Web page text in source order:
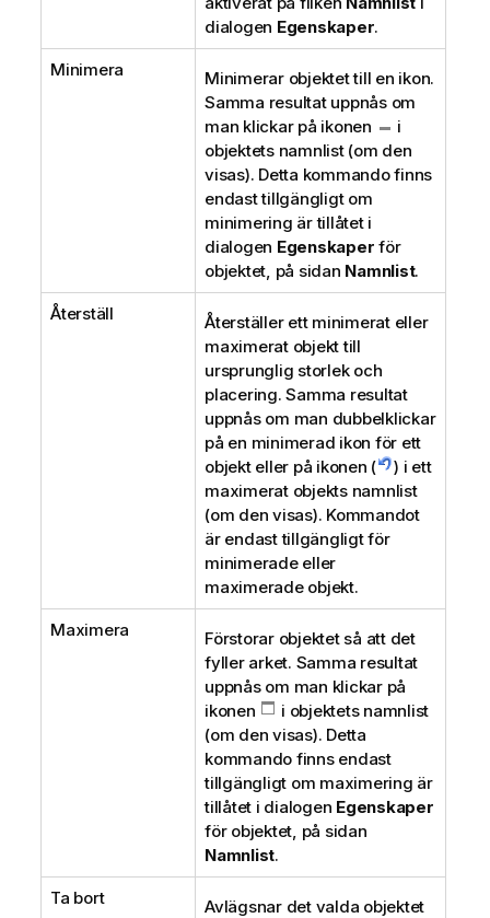
dialogen Egenskaper.
Minimera
Minimerar objektet till en ikon.
Samma resultat uppnås om
man klickar på ikonen
i
objektets namnlist (om den
visas). Detta kommando finns
endast tillgängligt om
minimering är tillåtet i
dialogen Egenskaper för
objektet, på sidan Namnlist.
Återställ
Återställer ett minimerat eller
maximerat objekt till
ursprunglig storlek och
placering. Samma resultat
uppnås om man dubbelklickar
på en minimerad ikon för ett
objekt eller på ikonen (
) i ett
maximerat objekts namnlist
(om den visas). Kommandot
är endast tillgängligt för
minimerade eller
maximerade objekt.
Maximera
Förstorar objektet så att det
fyller arket. Samma resultat
uppnås om man klickar på
ikonen
i objektets namnlist
(om den visas). Detta
kommando finns endast
tillgängligt om maximering är
tillåtet i dialogen Egenskaper
för objektet, på sidan
Namnlist.
Ta bort
Avlägsnar det valda objektet